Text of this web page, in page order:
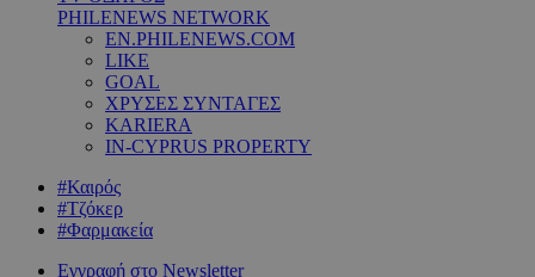
PHILENEWS NETWORK
EN.PHILENEWS.COM
LIKE
GOAL
ΧΡΥΣΕΣ ΣΥΝΤΑΓΕΣ
KARIERA
IN-CYPRUS PROPERTY
#Καιρός
#Τζόκερ
#Φαρμακεία
Εγγραφή στο Newsletter